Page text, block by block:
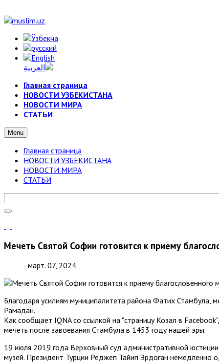
Главная страница
НОВОСТИ УЗБЕКИСТАНА
НОВОСТИ МИРА
СТАТЬИ
Menu
Главная страница
НОВОСТИ УЗБЕКИСТАНА
НОВОСТИ МИРА
СТАТЬИ
Мечеть Святой Софии готовится к приему
- март. 07, 2024
Благодаря усилиям муниципалитета района Фатих
Рамадан.
Как сообщает IQNA со ссылкой на "страницу Козал в
мечеть после завоевания Стамбула в 1453 году нашей эры.
19 июля 2019 года Верховный суд административной
музей. Президент Турции Реджеп Тайип Эрдоган немедленно